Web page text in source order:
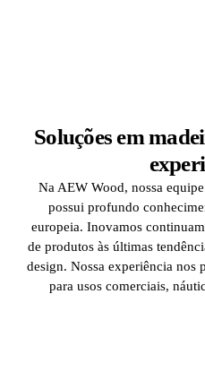
Soluções em
Na AEW Wood, nossa
possui profundo
europeia. Inovamos
de produtos às últimas
design. Nossa experiência nos
para usos comerciais,